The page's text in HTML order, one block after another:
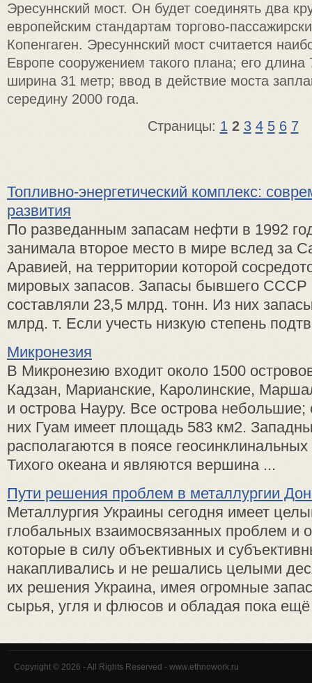
Эресуннский мост. Он будет соединять два
европейским стандартам торгово-
Копенгаген. Эресуннский мост считается
Европе сооружением такого плана; его длина
ширина 31 метр; ввод в действие моста
середину 2000 года.
Страницы: 1 2 3 4 5 6 7
Топливно-энергетический комплекс:
развития
По разведанным запасам нефти в 1992
занимала второе место в мире вслед за
Аравией, на территории которой
мировых запасов. Запасы бывшего СССР
составляли 23,5 млрд. тонн. Из них
млрд. т. Если учесть низкую степень
Микронезия
В Микронезию входит около 1500
Кадзан, Марианские, Каролинские,
и острова Науру. Все острова
них Гуам имеет площадь 583 км2.
располагаются в поясе геосинклинальных
Тихого океана и являются вершина ...
Пути решения проблем в металлургии
Металлургия Украины сегодня имеет
глобальных взаимосвязанных проблем и
которые в силу объективных и
накапливались и не решались целыми
их решения Украина, имея огромные
сырья, угля и флюсов и обладая пока
Copyright © 2026 - All Rights Reserved - www.ethnowork.ru